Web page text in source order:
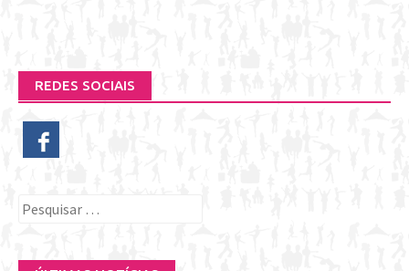
REDES SOCIAIS
Pesquisar